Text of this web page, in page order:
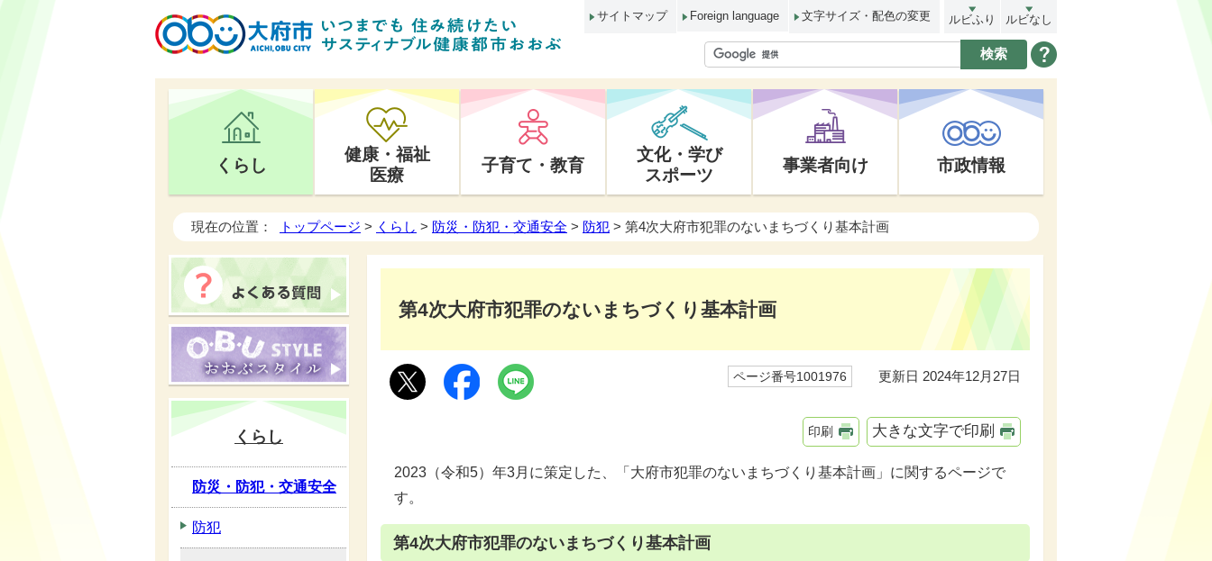
サイトマップ Foreign language 文字サイズ・配色の変更 ルビふり ルビなし
くらし
健康・福祉
医療
子育て・教育
文化・学び
スポーツ
事業者向け 市政情報
現在の位置： トップページ > くらし > 防災・防犯・交通安全 > 防犯 > 第4次大府市犯罪のないまちづくり基本計画
第4次大府市犯罪のないまちづくり基本計画
ページ番号1001976 更新日 2024年12月27日
印刷 大きな文字で印刷
2023（令和5）年3月に策定した、「大府市犯罪のないまちづくり基本計画」に関するページで
す。
第4次大府市犯罪のないまちづくり基本計画
くらし
防災・防犯・交通安全
防犯